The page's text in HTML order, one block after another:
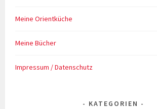
Meine Orientküche
Meine Bücher
Impressum / Datenschutz
KATEGORIEN